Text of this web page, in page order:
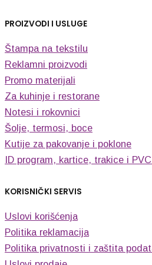
PROIZVODI I USLUGE
Štampa na tekstilu
Reklamni proizvodi
Promo materijali
Za kuhinje i restorane
Notesi i rokovnici
Šolje, termosi, boce
Kutije za pakovanje i poklone
ID program, kartice, trakice i
KORISNIČKI SERVIS
Uslovi korišćenja
Politika reklamacija
Politika privatnosti i zaštita